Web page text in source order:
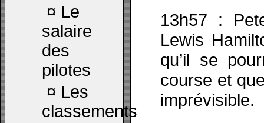
¤ Le
salaire
des
pilotes
¤ Les
classements
13h57 :
Lewis
qu’il se
course et
imprévisible.